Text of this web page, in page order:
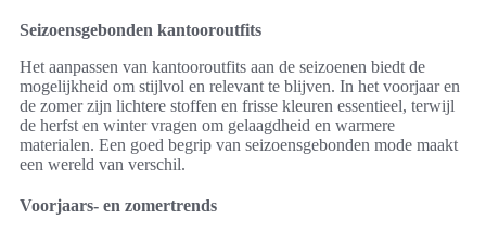
Seizoensgebonden kantooroutfits
Het aanpassen van kantooroutfits aan de seizoenen biedt de
mogelijkheid om stijlvol en relevant te blijven. In het voorjaar en
de zomer zijn lichtere stoffen en frisse kleuren essentieel, terwijl
de herfst en winter vragen om gelaagdheid en warmere
materialen. Een goed begrip van seizoensgebonden mode maakt
een wereld van verschil.
Voorjaars- en zomertrends